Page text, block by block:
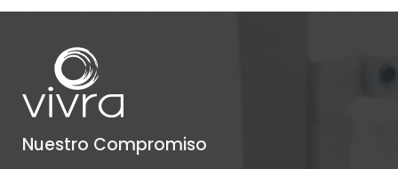
Nuestro Compromiso